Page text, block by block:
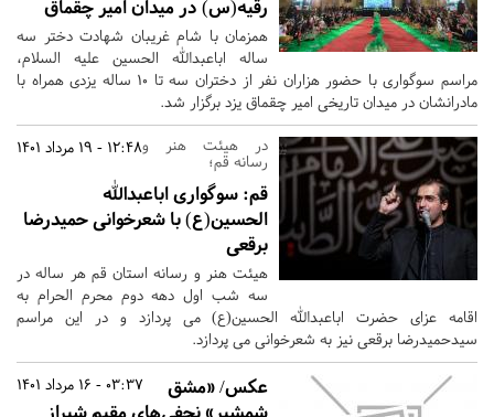
رقیه(س) در میدان امیر چقماق
همزمان با شام غریبان شهادت دختر سه
ساله اباعبدالله الحسین علیه السلام،
مراسم سوگواری با حضور هزاران نفر از دختران سه تا ۱۰ ساله یزدی همراه با
مادرانشان در میدان تاریخی امیر چقماق یزد برگزار شد.
12:48 - 19 مرداد 1401در هیئت هنر و
رسانه قم؛
قم: سوگواری اباعبدالله
الحسین(ع) با شعرخوانی حمیدرضا
برقعی
هیئت هنر و رسانه استان قم هر ساله در
سه شب اول دهه دوم محرم الحرام به
اقامه عزای حضرت اباعبدالله الحسین(ع) می پردازد و در این مراسم
سیدحمیدرضا برقعی نیز به شعرخوانی می پردازد.
03:37 - 16 مرداد 1401
عکس/ «مشق